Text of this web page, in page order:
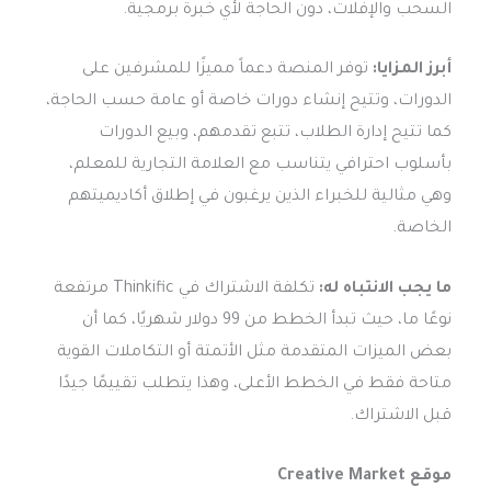
السحب والإفلات، دون الحاجة لأي خبرة برمجية.
أبرز المزايا: توفر المنصة دعماً مميزًا للمشرفين على
الدورات، وتتيح إنشاء دورات خاصة أو عامة حسب الحاجة،
كما تتيح إدارة الطلاب، تتبع تقدمهم، وبيع الدورات
بأسلوب احترافي يتناسب مع العلامة التجارية للمعلم،
وهي مثالية للخبراء الذين يرغبون في إطلاق أكاديميتهم
الخاصة.
ما يجب الانتباه له:
تكلفة الاشتراك في Thinkific مرتفعة
نوعًا ما، حيث تبدأ الخطط من 99 دولار شهريًا، كما أن
بعض الميزات المتقدمة مثل الأتمتة أو التكاملات القوية
متاحة فقط في الخطط الأعلى، وهذا يتطلب تقييمًا جيدًا
قبل الاشتراك.
موقع Creative Market